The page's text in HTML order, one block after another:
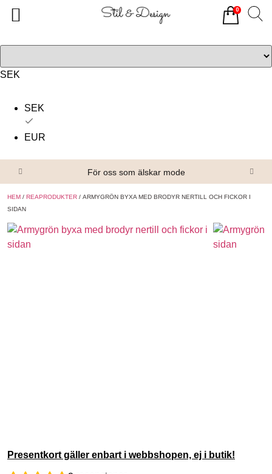
SEK
SEK
EUR
För oss som älskar mode
HEM / REAPRODUKTER / ARMYGRÖN BYXA MED BRODYR NERTILL OCH FICKOR I
SIDAN
Presentkort gäller enbart i webbshopen, ej i butik!
0
Alla produkter
Om oss